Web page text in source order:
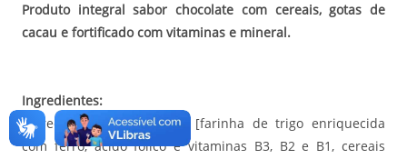
Produto integral sabor chocolate com cereais, gotas de
cacau e fortificado com vitaminas e mineral.
Ingredientes:
Ingredientes: cereais 64% [farinha de trigo enriquecida
com ferro, ácido fólico e vitaminas B3, B2 e B1, cereais